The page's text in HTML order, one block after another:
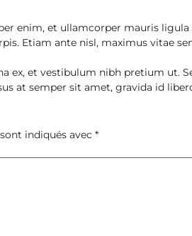
enim, et ullamcorper mauris
Etiam ante nisl, maximus vitae
ex, et vestibulum nibh pretium ut.
at semper sit amet, gravida id
indiqués avec *